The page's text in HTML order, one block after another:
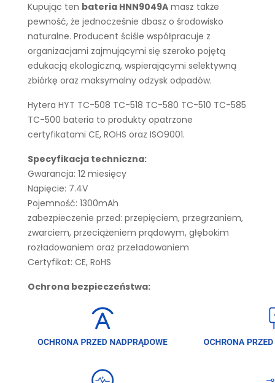
Kupując ten bateria HNN9049A masz także
pewność, że jednocześnie dbasz o środowisko
naturalne. Producent ściśle współpracuje z
organizacjami zajmującymi się szeroko pojętą
edukacją ekologiczną, wspierającymi selektywną
zbiórkę oraz maksymalny odzysk odpadów.
Hytera HYT TC-508 TC-518 TC-580 TC-510 TC-585
TC-500 bateria to produkty opatrzone
certyfikatami CE, ROHS oraz ISO9001.
Specyfikacja techniczna:
Gwarancja: 12 miesięcy
Napięcie: 7.4V
Pojemność: 1300mAh
zabezpieczenie przed: przepięciem, przegrzaniem,
zwarciem, przeciążeniem prądowym, głębokim
rozładowaniem oraz przeładowaniem
Certyfikat: CE, RoHS
Ochrona bezpieczeństwa: